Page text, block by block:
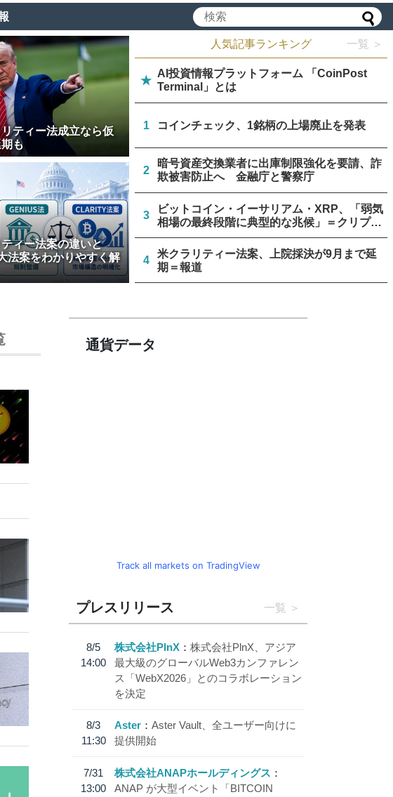
ティー法成立なら仮
も
ィー法案の違いと
法案をわかりやすく解
人気記事ランキング 一覧 ＞
★
AI投資情報プラットフォーム 「CoinPost
Terminal」とは
1 コインチェック、1銘柄の上場廃止を発表
2
暗号資産交換業者に出庫制限強化を要請、詐
欺被害防止へ 金融庁と警察庁
3
ビットコイン・イーサリアム・XRP、「弱気
相場の最終段階に典型的な兆候」＝クリプト
クアント
4
米クラリティー法案、上院採決が9月まで延
期＝報道
通貨データ
Track all markets on TradingView
プレスリリース 一覧
8/5
14:00
株式会社PlnX
株式会社PlnX、アジア
最大級のグローバルWeb3カンファレン
ス「WebX2026」とのコラボレーション
を決定
8/3
11:30
Aster
Aster Vault、全ユーザー向けに
提供開始
7/31
13:00
株式会社ANAPホールディングス
ANAP が大型イベント「BITCOIN